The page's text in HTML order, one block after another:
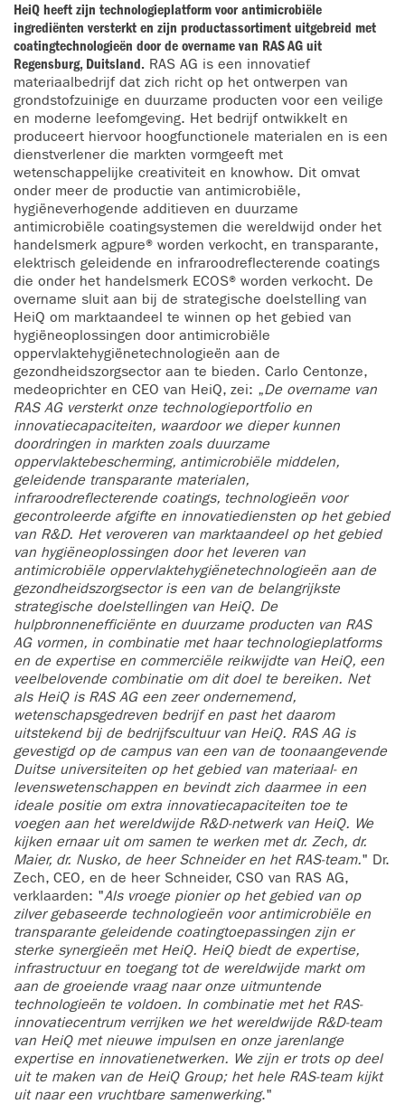
HeiQ heeft zijn technologieplatform voor antimicrobiële
ingrediënten versterkt en zijn productassortiment uitgebreid met
coatingtechnologieën door de overname van RAS AG uit
Regensburg, Duitsland. RAS AG is een innovatief
materiaalbedrijf dat zich richt op het ontwerpen van
grondstofzuinige en duurzame producten voor een veilige
en moderne leefomgeving. Het bedrijf ontwikkelt en
produceert hiervoor hoogfunctionele materialen en is een
dienstverlener die markten vormgeeft met
wetenschappelijke creativiteit en knowhow. Dit omvat
onder meer de productie van antimicrobiële,
hygiëneverhogende additieven en duurzame
antimicrobiële coatingsystemen die wereldwijd onder het
handelsmerk agpure® worden verkocht, en transparante,
elektrisch geleidende en infraroodreflecterende coatings
die onder het handelsmerk ECOS® worden verkocht. De
overname sluit aan bij de strategische doelstelling van
HeiQ om marktaandeel te winnen op het gebied van
hygiëneoplossingen door antimicrobiële
oppervlaktehygiënetechnologieën aan de
gezondheidszorgsector aan te bieden. Carlo Centonze,
medeoprichter en CEO van HeiQ, zei: „De overname van
RAS AG versterkt onze technologieportfolio en
innovatiecapaciteiten, waardoor we dieper kunnen
doordringen in markten zoals duurzame
oppervlaktebescherming, antimicrobiële middelen,
geleidende transparante materialen,
infraroodreflecterende coatings, technologieën voor
gecontroleerde afgifte en innovatiediensten op het gebied
van R&D. Het veroveren van marktaandeel op het gebied
van hygiëneoplossingen door het leveren van
antimicrobiële oppervlaktehygiënetechnologieën aan de
gezondheidszorgsector is een van de belangrijkste
strategische doelstellingen van HeiQ. De
hulpbronnenefficiënte en duurzame producten van RAS
AG vormen, in combinatie met haar technologieplatforms
en de expertise en commerciële reikwijdte van HeiQ, een
veelbelovende combinatie om dit doel te bereiken. Net
als HeiQ is RAS AG een zeer ondernemend,
wetenschapsgedreven bedrijf en past het daarom
uitstekend bij de bedrijfscultuur van HeiQ. RAS AG is
gevestigd op de campus van een van de toonaangevende
Duitse universiteiten op het gebied van materiaal- en
levenswetenschappen en bevindt zich daarmee in een
ideale positie om extra innovatiecapaciteiten toe te
voegen aan het wereldwijde R&D-netwerk van HeiQ. We
kijken ernaar uit om samen te werken met dr. Zech, dr.
Maier, dr. Nusko, de heer Schneider en het RAS-team." Dr.
Zech, CEO, en de heer Schneider, CSO van RAS AG,
verklaarden: "Als vroege pionier op het gebied van op
zilver gebaseerde technologieën voor antimicrobiële en
transparante geleidende coatingtoepassingen zijn er
sterke synergieën met HeiQ. HeiQ biedt de expertise,
infrastructuur en toegang tot de wereldwijde markt om
aan de groeiende vraag naar onze uitmuntende
technologieën te voldoen. In combinatie met het RAS-
innovatiecentrum verrijken we het wereldwijde R&D-team
van HeiQ met nieuwe impulsen en onze jarenlange
expertise en innovatienetwerken. We zijn er trots op deel
uit te maken van de HeiQ Group; het hele RAS-team kijkt
uit naar een vruchtbare samenwerking."